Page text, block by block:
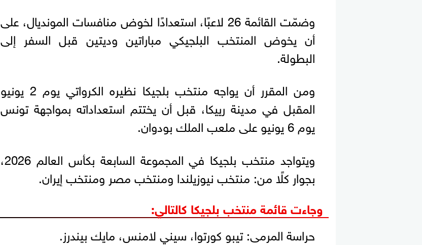
وضمّت القائمة 26 لاعبًا، استعدادًا لخوض منافسات المونديال، على
أن يخوض المنتخب البلجيكي مباراتين وديتين قبل السفر إلى
البطولة.
ومن المقرر أن يواجه منتخب بلجيكا نظيره الكرواتي يوم 2 يونيو
المقبل في مدينة رييكا، قبل أن يختتم استعداداته بمواجهة تونس
يوم 6 يونيو على ملعب الملك بودوان.
ويتواجد منتخب بلجيكا في المجموعة السابعة بكأس العالم 2026،
بجوار كلًا من: منتخب نيوزيلندا ومنتخب مصر ومنتخب إيران.
وجاءت قائمة منتخب بلجيكا كالتالي:
حراسة المرمى: تيبو كورتوا، سيني لامنس، مايك بيندرز.